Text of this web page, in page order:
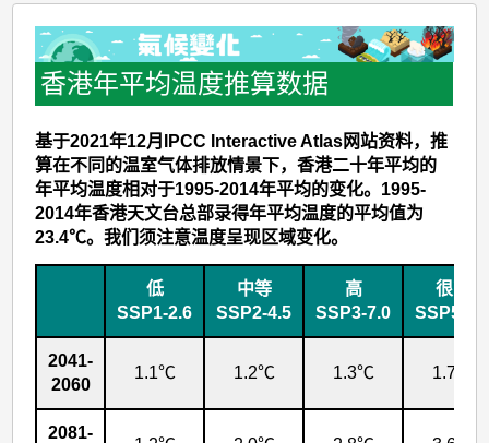
香
港
年
均
温
度
推
香港年平均温度推算数据
基于2021年12月IPCC Interactive Atlas网站资料，推
算在不同的温室气体排放情景下，香港二十年平均的
年平均温度相对于1995-2014年平均的变化。1995-
2014年香港天文台总部录得年平均温度的平均值为
23.4℃。我们须注意温度呈现区域变化。
低
SSP1-2.6
中等
SSP2-4.5
高
SSP3-7.0
很高
SSP5-
2041-
2060
1.1℃ 1.2℃ 1.3℃ 1.7℃
2081-